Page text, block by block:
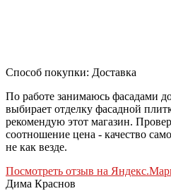
Способ покупки: Доставка
По работе занимаюсь фасадами
выбирает отделку фасадной
рекомендую этот магазин.
соотношение цена - качество
не как везде.
Посмотреть отзыв на
Дима Краснов